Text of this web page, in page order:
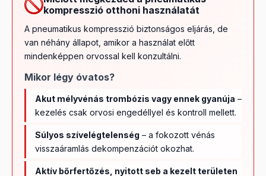
kompresszió otthoni használatát
A pneumatikus kompresszió biztonságos eljárás, de
van néhány állapot, amikor a használat előtt
mindenképpen orvossal kell konzultálni.
Mikor légy óvatos?
Akut mélyvénás trombózis vagy ennek gyanúja –
kezelés csak orvosi engedéllyel és kontroll mellett.
Súlyos szívelégtelenség – a fokozott vénás
visszaáramlás dekompenzációt okozhat.
Aktív bőrfertőzés, nyitott seb a kezelt területen